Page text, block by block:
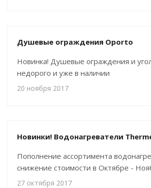
Душевые ограждения Oporto
Новинка! Душевые ограждения и
недорого и уже в наличии
20 ноября 2017
Новинки! Водонагреватели
Пополнение ассортимента
снижение стоимости в Октябре -
27 октября 2017